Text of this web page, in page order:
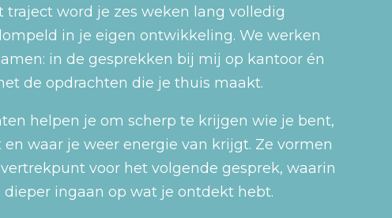
traject word je zes weken lang volledig
in je eigen ontwikkeling. We werken
in de gesprekken bij mij op kantoor én
de opdrachten die je thuis maakt.
helpen je om scherp te krijgen wie je bent,
waar je weer energie van krijgt. Ze vormen
voor het volgende gesprek, waarin
dieper ingaan op wat je ontdekt hebt.